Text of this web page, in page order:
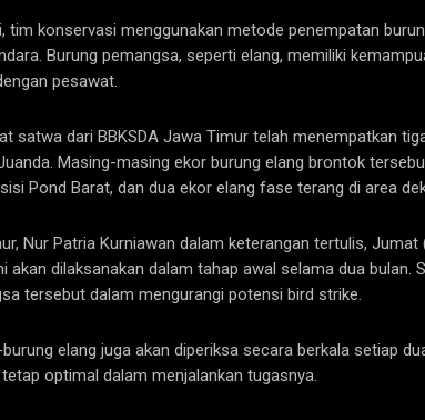
tim konservasi menggunakan metode penempatan
Burung pemangsa, seperti elang, memiliki
pesawat.
satwa dari BBKSDA Jawa Timur telah menempatkan
Masing-masing ekor burung elang brontok
Pond Barat, dan dua ekor elang fase terang di area
Nur Patria Kurniawan dalam keterangan tertulis,
akan dilaksanakan dalam tahap awal selama dua
tersebut dalam mengurangi potensi bird strike.
elang juga akan diperiksa secara berkala setiap
optimal dalam menjalankan tugasnya.